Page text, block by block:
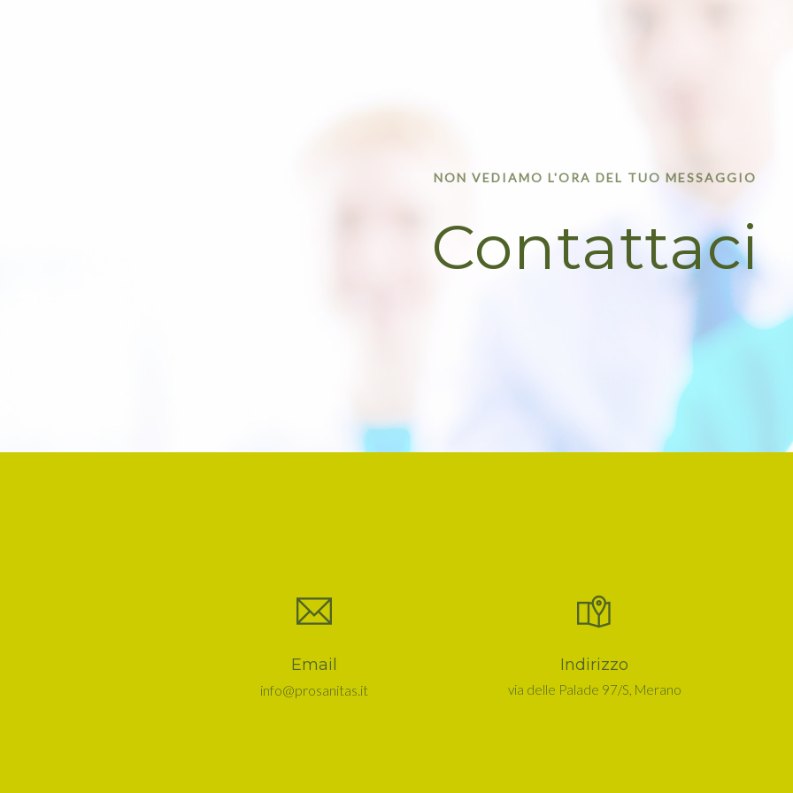
NON VEDIAMO L'ORA DEL TUO MESSAGGIO
Contattaci
Email
info@prosanitas.it
Indirizzo
via delle Palade 97/S, Merano